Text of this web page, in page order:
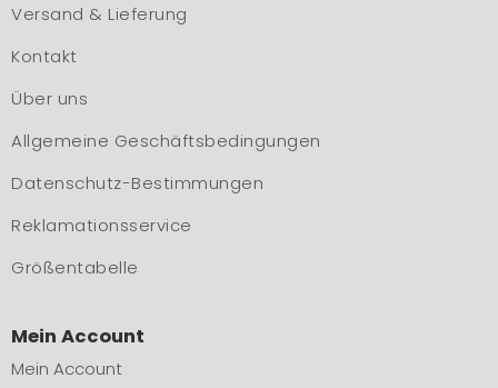
Versand & Lieferung
Kontakt
Über uns
Allgemeine Geschäftsbedingungen
Datenschutz-Bestimmungen
Reklamationsservice
Größentabelle
Mein Account
Mein Account